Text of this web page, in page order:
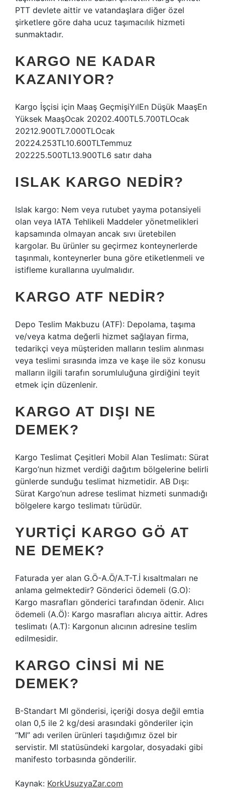
PTT devlete aittir ve vatandaşlara diğer özel
şirketlere göre daha ucuz taşımacılık hizmeti
sunmaktadır.
KARGO NE KADAR
KAZANIYOR?
Kargo İşçisi için Maaş GeçmişiYılEn Düşük MaaşEn
Yüksek MaaşOcak 20202.400TL5.700TLOcak
20212.900TL7.000TLOcak
20224.253TL10.600TLTemmuz
202225.500TL13.900TL6 satır daha
ISLAK KARGO NEDIR?
Islak kargo: Nem veya rutubet yayma potansiyeli
olan veya IATA Tehlikeli Maddeler yönetmelikleri
kapsamında olmayan ancak sıvı üretebilen
kargolar. Bu ürünler su geçirmez konteynerlerde
taşınmalı, konteynerler buna göre etiketlenmeli ve
istifleme kurallarına uyulmalıdır.
KARGO ATF NEDIR?
Depo Teslim Makbuzu (ATF): Depolama, taşıma
ve/veya katma değerli hizmet sağlayan firma,
tedarikçi veya müşteriden malların teslim alınması
veya teslimi sırasında imza ve kaşe ile söz konusu
malların ilgili tarafın sorumluluğuna girdiğini teyit
etmek için düzenlenir.
KARGO AT DIŞI NE
DEMEK?
Kargo Teslimat Çeşitleri Mobil Alan Teslimatı: Sürat
Kargo’nun hizmet verdiği dağıtım bölgelerine belirli
günlerde sunduğu teslimat hizmetidir. AB Dışı:
Sürat Kargo’nun adrese teslimat hizmeti sunmadığı
bölgelere kargo teslimatı türüdür.
YURTIÇI KARGO GÖ AT
NE DEMEK?
Faturada yer alan G.Ö-A.Ö/A.T-T.İ kısaltmaları ne
anlama gelmektedir? Gönderici ödemeli (G.O):
Kargo masrafları gönderici tarafından ödenir. Alıcı
ödemeli (A.Ö): Kargo masrafları alıcıya aittir. Adres
teslimatı (A.T): Kargonun alıcının adresine teslim
edilmesidir.
KARGO CINSI MI NE
DEMEK?
B-Standart MI gönderisi, içeriği dosya değil emtia
olan 0,5 ile 2 kg/desi arasındaki gönderiler için
“MI” adı verilen ürünleri taşıdığımız özel bir
servistir. MI statüsündeki kargolar, dosyadaki gibi
manifesto torbasında gönderilir.
Kaynak: KorkUsuzyaZar.com